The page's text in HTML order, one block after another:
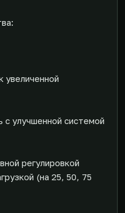
улучшенной системой
регулировкой
(на 25, 50, 75